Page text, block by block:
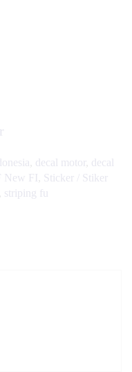
decal motor
decal
New FI
Sticker / Stiker
striping fu